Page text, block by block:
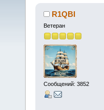
R1QBI
Ветеран
Сообщений: 3852